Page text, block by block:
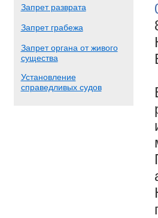
Запрет разврата
Запрет грабежа
Запрет органа от живого
существа
Установление
справедливых судов